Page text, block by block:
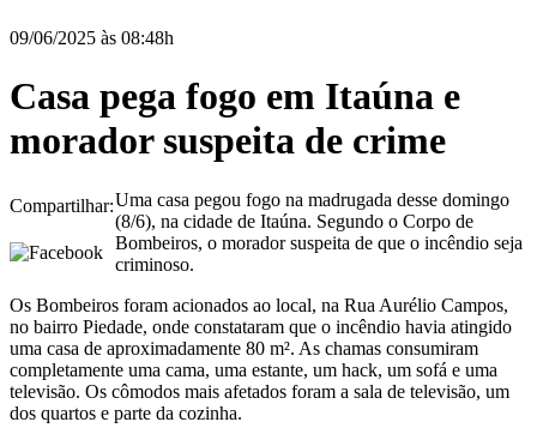
09/06/2025 às 08:48h
Casa pega fogo em Itaúna e
morador suspeita de crime
Compartilhar:Uma casa pegou fogo na madrugada desse domingo
(8/6), na cidade de Itaúna. Segundo o Corpo de
Bombeiros, o morador suspeita de que o incêndio seja
criminoso.
Os Bombeiros foram acionados ao local, na Rua Aurélio Campos,
no bairro Piedade, onde constataram que o incêndio havia atingido
uma casa de aproximadamente 80 m². As chamas consumiram
completamente uma cama, uma estante, um hack, um sofá e uma
televisão. Os cômodos mais afetados foram a sala de televisão, um
dos quartos e parte da cozinha.